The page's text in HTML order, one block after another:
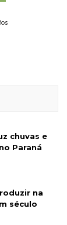
chuvas e
Paraná
na
século